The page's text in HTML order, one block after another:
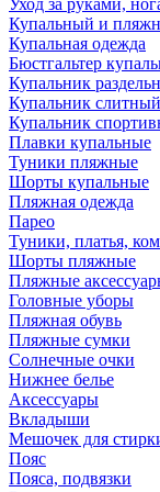
Уход за руками,
Купальный и
Купальная одежда
Бюстгальтер
Купальник
Купальник слитный
Купальник
Плавки купальные
Туники пляжные
Шорты купальные
Пляжная одежда
Парео
Туники, платья,
Шорты пляжные
Пляжные
Головные уборы
Пляжная обувь
Пляжные сумки
Солнечные очки
Нижнее белье
Аксессуары
Вкладыши
Мешочек для
Пояс
Пояса, подвязки